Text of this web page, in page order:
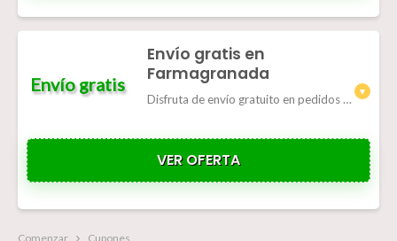
Envío gratis
Envío gratis en
Farmagranada
Disfruta de envío gratuito en pedidos superiores a 65 €.
VER OFERTA
Comenzar Cupones